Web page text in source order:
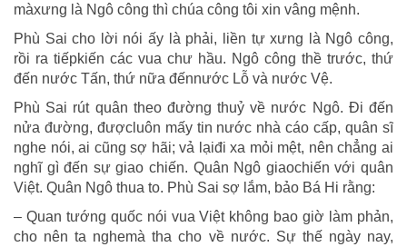
màxưng là Ngô công thì chúa công tôi xin vâng mệnh.
Phù Sai cho lời nói ấy là phải, liền tự xưng là Ngô công,
rồi ra tiếpkiến các vua chư hầu. Ngô công thề trước, thứ
đến nước Tấn, thứ nữa đếnnước Lỗ và nước Vệ.
Phù Sai rút quân theo đường thuỷ về nước Ngô. Đi đến
nửa đường, đượcluôn mấy tin nước nhà cáo cấp, quân sĩ
nghe nói, ai cũng sợ hãi; vả lạiđi xa mỏi mệt, nên chẳng ai
nghĩ gì đến sự giao chiến. Quân Ngô giaochiến với quân
Việt. Quân Ngô thua to. Phù Sai sợ lắm, bảo Bá Hi rằng:
– Quan tướng quốc nói vua Việt không bao giờ làm phản,
cho nên ta nghemà tha cho về nước. Sự thế ngày nay,